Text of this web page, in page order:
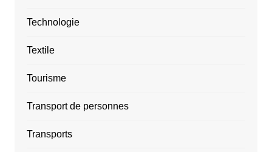
Technologie
Textile
Tourisme
Transport de personnes
Transports